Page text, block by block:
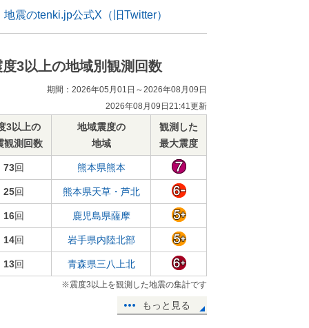
地震のtenki.jp公式X（旧Twitter）
度3以上の地域別観測回数
期間：2026年05月01日～2026年08月09日
2026年08月09日21:41更新
3以上の
観測回数
地域震度の
地域
観測した
最大震度
73回 熊本県熊本
25回 熊本県天草・芦北
16回 鹿児島県薩摩
14回 岩手県内陸北部
13回 青森県三八上北
※震度3以上を観測した地震の集計です
もっと見る